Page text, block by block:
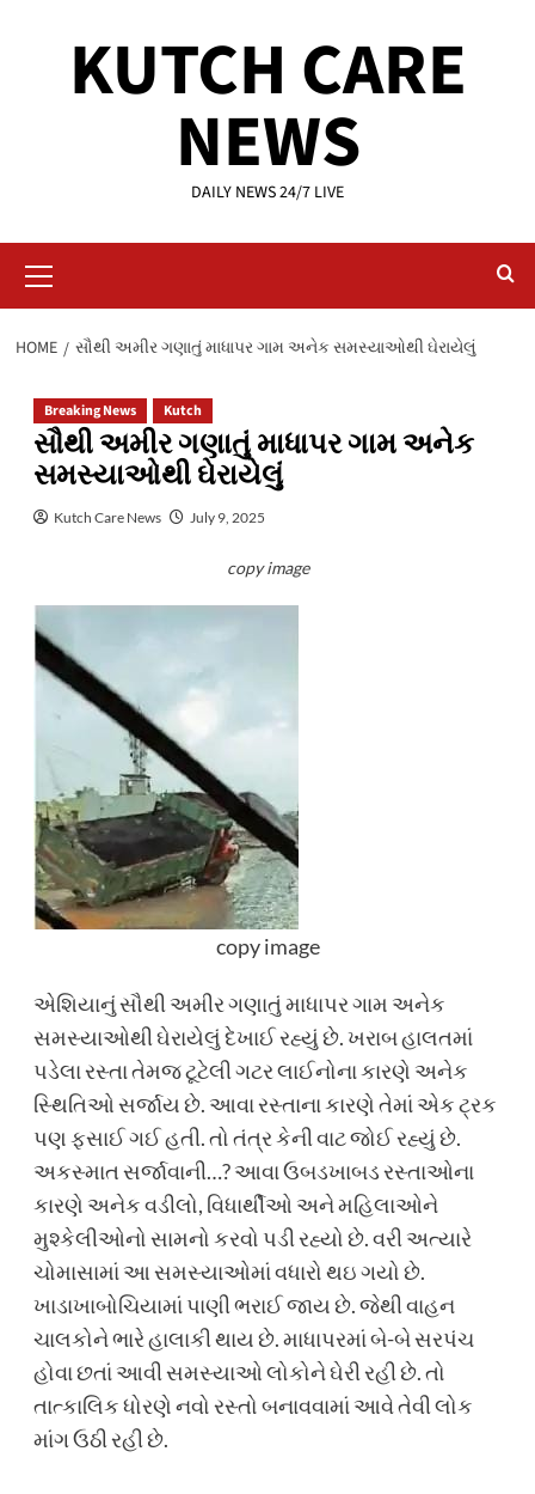
KUTCH CARE
NEWS
DAILY NEWS 24/7 LIVE
Menu
HOME સૌથી અમીર ગણાતું માધાપર ગામ અનેક સમસ્યાઓથી ઘેરાયેલું
Breaking News Kutch
સૌથી અમીર ગણાતું માધાપર ગામ અનેક
સમસ્યાઓથી ઘેરાયેલું
Kutch Care News July 9, 2025
copy image
copy image
એશિયાનું સૌથી અમીર ગણાતું માધાપર ગામ અનેક
સમસ્યાઓથી ઘેરાયેલું દેખાઈ રહ્યું છે. ખરાબ હાલતમાં
પડેલા રસ્તા તેમજ ટૂટેલી ગટર લાઈનોના કારણે અનેક
સ્થિતિઓ સર્જાય છે. આવા રસ્તાના કારણે તેમાં એક ટ્રક
પણ ફસાઈ ગઈ હતી. તો તંત્ર કેની વાટ જોઈ રહ્યું છે.
અકસ્માત સર્જાવાની…? આવા ઉબડખાબડ રસ્તાઓના
કારણે અનેક વડીલો, વિધાર્થીઓ અને મહિલાઓને
મુશ્કેલીઓનો સામનો કરવો પડી રહ્યો છે. વરી અત્યારે
ચોમાસામાં આ સમસ્યાઓમાં વધારો થઇ ગયો છે.
ખાડાખાબોચિયામાં પાણી ભરાઈ જાય છે. જેથી વાહન
ચાલકોને ભારે હાલાકી થાય છે. માધાપરમાં બે-બે સરપંચ
હોવા છતાં આવી સમસ્યાઓ લોકોને ઘેરી રહી છે. તો
તાત્કાલિક ધોરણે નવો રસ્તો બનાવવામાં આવે તેવી લોક
માંગ ઉઠી રહી છે.